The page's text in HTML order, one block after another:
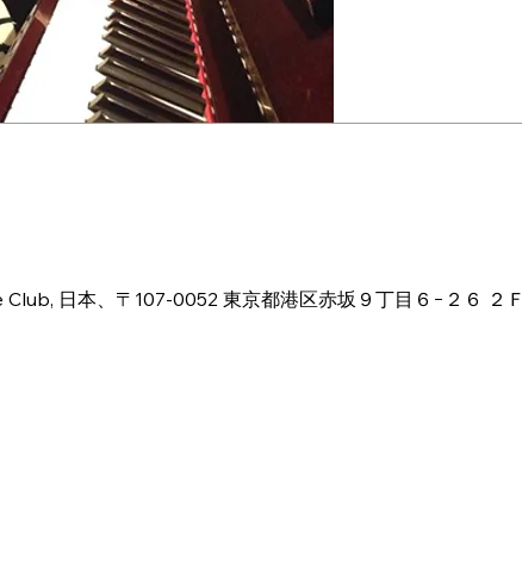
日本、〒107-0052 東京都港区赤坂９丁目６−２６ ２Ｆ